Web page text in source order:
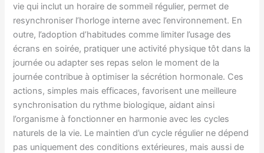
vie qui inclut un horaire de sommeil régulier, permet de
resynchroniser l’horloge interne avec l’environnement. En
outre, l’adoption d’habitudes comme limiter l’usage des
écrans en soirée, pratiquer une activité physique tôt dans la
journée ou adapter ses repas selon le moment de la
journée contribue à optimiser la sécrétion hormonale. Ces
actions, simples mais efficaces, favorisent une meilleure
synchronisation du rythme biologique, aidant ainsi
l’organisme à fonctionner en harmonie avec les cycles
naturels de la vie. Le maintien d’un cycle régulier ne dépend
pas uniquement des conditions extérieures, mais aussi de